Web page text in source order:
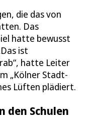
die das von
Das
hatte bewusst
ist
hatte Leiter
„Kölner Stadt-
Lüften plädiert.
den Schulen